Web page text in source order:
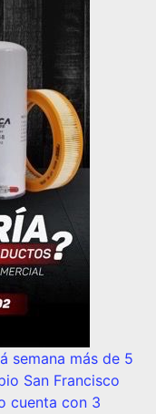
semana más de 5
San Francisco
cuenta con 3